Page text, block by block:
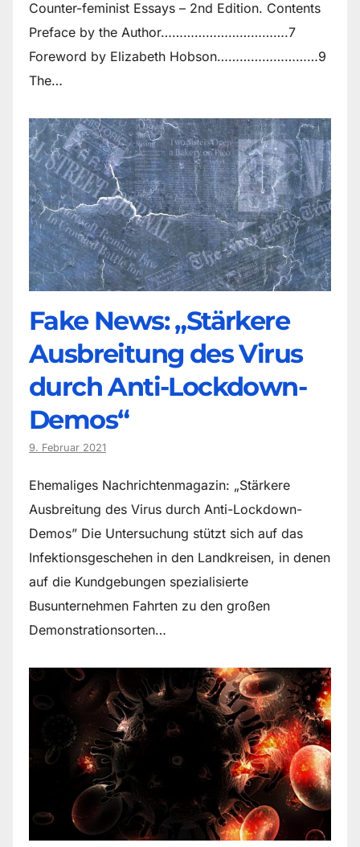
Counter-feminist Essays – 2nd Edition. Contents
Preface by the Author…………………………….7
Foreword by Elizabeth Hobson………………………9
The…
Fake News: „Stärkere
Ausbreitung des Virus
durch Anti-Lockdown-
Demos“
9. Februar 2021
Ehemaliges Nachrichtenmagazin: „Stärkere
Ausbreitung des Virus durch Anti-Lockdown-
Demos” Die Untersuchung stützt sich auf das
Infektionsgeschehen in den Landkreisen, in denen
auf die Kundgebungen spezialisierte
Busunternehmen Fahrten zu den großen
Demonstrationsorten…